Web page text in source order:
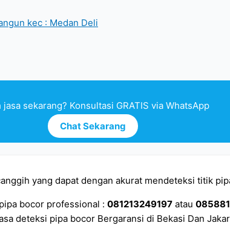
kec : Medan Deli
jasa sekarang? Konsultasi GRATIS via WhatsApp
Chat Sekarang
yang dapat dengan akurat mendeteksi titik
bocor professional : 081213249197atau
deteksi pipa bocor Bergaransi di Bekasi Dan